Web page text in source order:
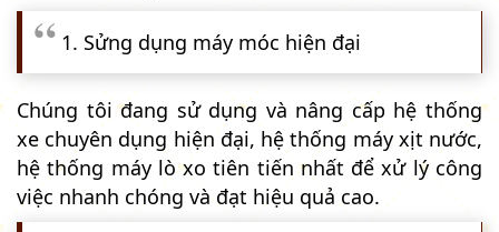
1. Sửng dụng máy móc hiện đại
Chúng tôi đang sử dụng và nâng cấp hệ thống
xe chuyên dụng hiện đại, hệ thống máy xịt nước,
hệ thống máy lò xo tiên tiến nhất để xử lý công
việc nhanh chóng và đạt hiệu quả cao.